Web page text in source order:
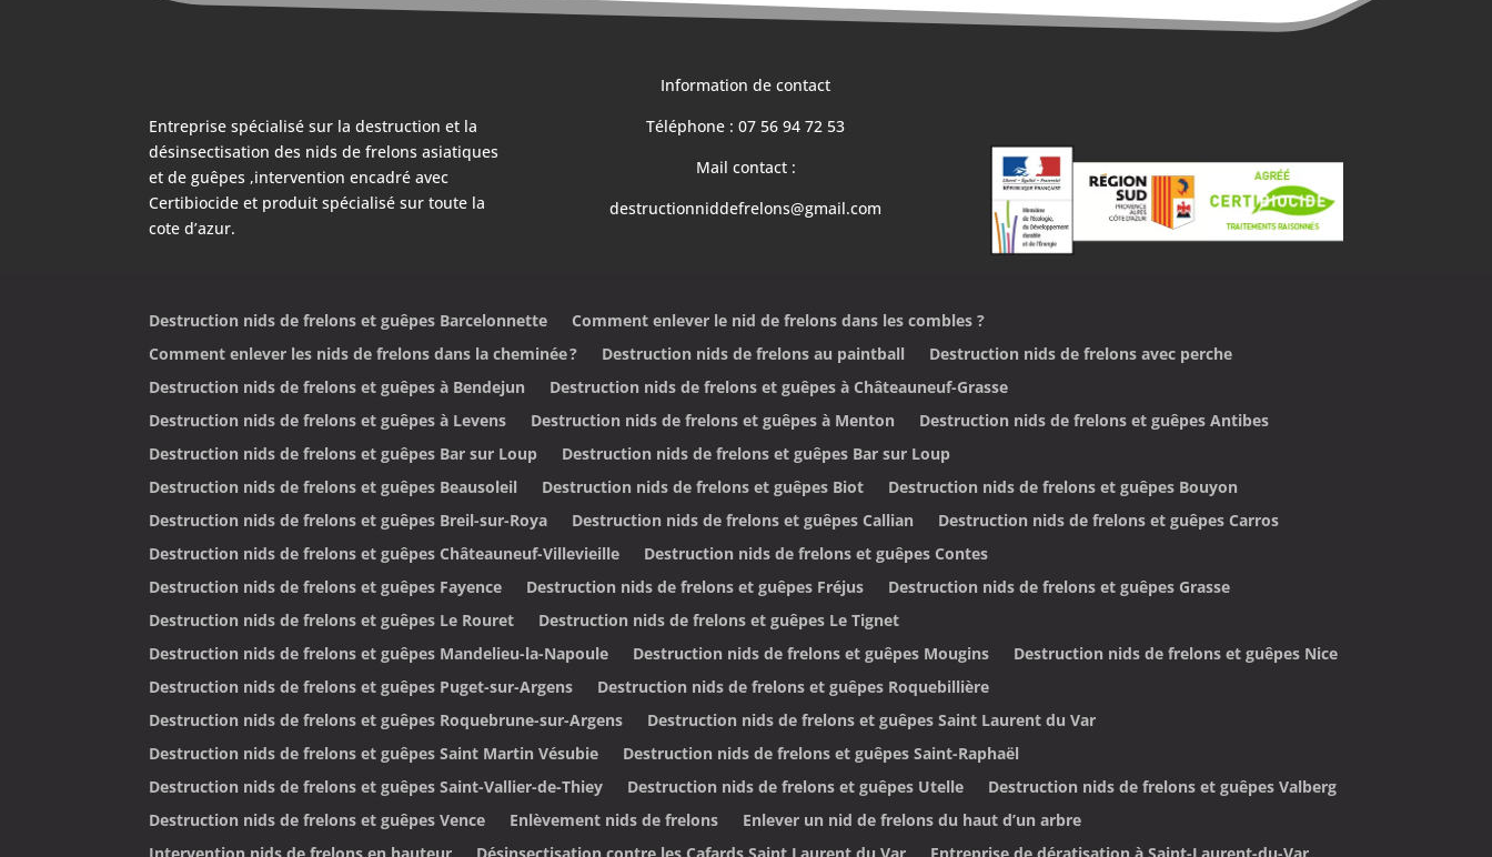
Entreprise spécialisé sur la destruction et la
désinsectisation des nids de frelons asiatiques
et de guêpes ,intervention encadré avec
Certibiocide et produit spécialisé sur toute la
cote d’azur.
Information de contact
Téléphone : 07 56 94 72 53
Mail contact :
destructionniddefrelons@gmail.com
Destruction nids de frelons et guêpes Barcelonnette
Comment enlever le nid de frelons dans les combles ?
Comment enlever les nids de frelons dans la cheminée ?
Destruction nids de frelons au paintball
Destruction nids de frelons avec perche
Destruction nids de frelons et guêpes à Bendejun
Destruction nids de frelons et guêpes à Châteauneuf-Grasse
Destruction nids de frelons et guêpes à Levens
Destruction nids de frelons et guêpes à Menton
Destruction nids de frelons et guêpes Antibes
Destruction nids de frelons et guêpes Bar sur Loup
Destruction nids de frelons et guêpes Bar sur Loup
Destruction nids de frelons et guêpes Beausoleil
Destruction nids de frelons et guêpes Biot
Destruction nids de frelons et guêpes Bouyon
Destruction nids de frelons et guêpes Breil-sur-Roya
Destruction nids de frelons et guêpes Callian
Destruction nids de frelons et guêpes Carros
Destruction nids de frelons et guêpes Châteauneuf-Villevieille
Destruction nids de frelons et guêpes Contes
Destruction nids de frelons et guêpes Fayence
Destruction nids de frelons et guêpes Fréjus
Destruction nids de frelons et guêpes Grasse
Destruction nids de frelons et guêpes Le Rouret
Destruction nids de frelons et guêpes Le Tignet
Destruction nids de frelons et guêpes Mandelieu-la-Napoule
Destruction nids de frelons et guêpes Mougins
Destruction nids de frelons et guêpes Nice
Destruction nids de frelons et guêpes Puget-sur-Argens
Destruction nids de frelons et guêpes Roquebillière
Destruction nids de frelons et guêpes Roquebrune-sur-Argens
Destruction nids de frelons et guêpes Saint Laurent du Var
Destruction nids de frelons et guêpes Saint Martin Vésubie
Destruction nids de frelons et guêpes Saint-Raphaël
Destruction nids de frelons et guêpes Saint-Vallier-de-Thiey
Destruction nids de frelons et guêpes Utelle
Destruction nids de frelons et guêpes Valberg
Destruction nids de frelons et guêpes Vence
Enlèvement nids de frelons
Enlever un nid de frelons du haut d’un arbre